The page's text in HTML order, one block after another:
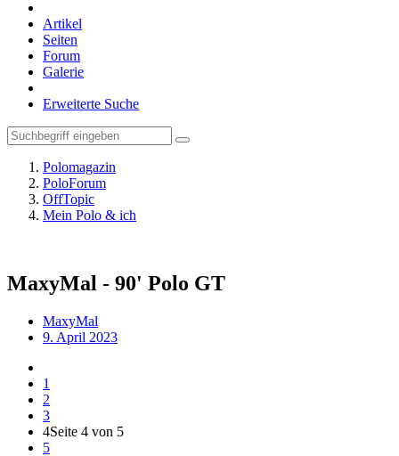
Artikel
Seiten
Forum
Galerie
Erweiterte Suche
Polomagazin
PoloForum
OffTopic
Mein Polo & ich
MaxyMal - 90' Polo GT
MaxyMal
9. April 2023
1
2
3
4Seite 4 von 5
5